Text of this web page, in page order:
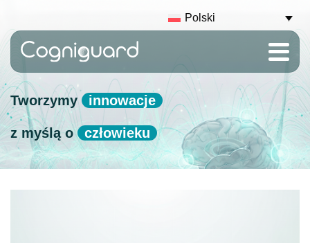
Polski
Tworzymy innowacje
z myślą o człowieku